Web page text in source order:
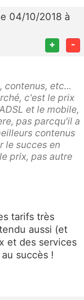
04/10/2018 à
+ -
contenus, etc...
c'est le prix
et le mobile,
pas parcqu'il a
contenus
le succes en
prix, pas autre
tarifs très
aussi (et
et des services
succès !